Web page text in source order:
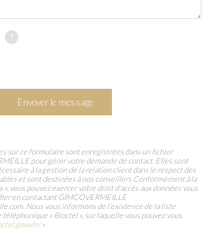
Envoyer le message
sur ce formulaire sont enregistrées dans un fichier
pour gérer votre demande de contact. Elles sont
à la gestion de la relation client dans le respect des
et sont destinées à nos conseillers Conformément à la
vous pouvez exercer votre droit d'accès aux données vous
en contactant GIMCOVERMEILLE
Nous vous informons de l'existence de la liste
« Bloctel », sur laquelle vous pouvez vous
»